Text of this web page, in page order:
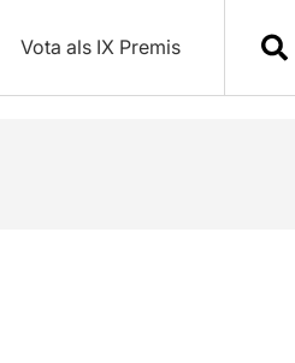
Vota als IX Premis